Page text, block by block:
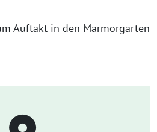
Auftakt in den Marmorgarten